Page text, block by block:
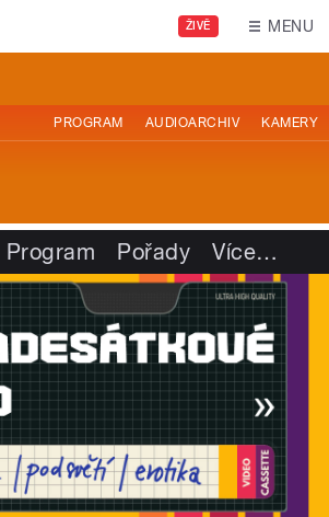
ŽIVĚ MENU
PROGRAM AUDIOARCHIV KAMERY
Program Pořady Více…